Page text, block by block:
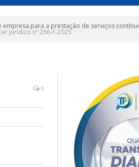
empresa para a prestação de serviços
jurídico nº 266-F-2025
0